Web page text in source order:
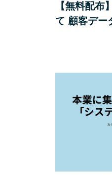
【無料配布
て 顧客デー